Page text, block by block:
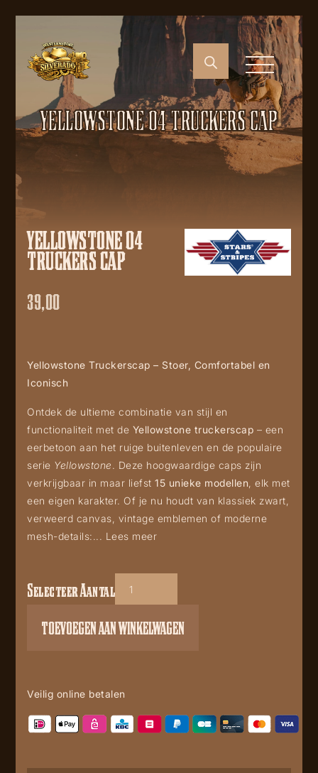
YELLOWSTONE 04 TRUCKERS CAP
YELLOWSTONE 04
TRUCKERS CAP
39,00
Yellowstone Truckerscap – Stoer, Comfortabel en
Iconisch
Ontdek de ultieme combinatie van stijl en
functionaliteit met de Yellowstone truckerscap – een
eerbetoon aan het ruige buitenleven en de populaire
serie Yellowstone. Deze hoogwaardige caps zijn
verkrijgbaar in maar liefst 15 unieke modellen , elk met
een eigen karakter. Of je nu houdt van klassiek zwart,
verweerd canvas, vintage emblemen of moderne
mesh-details:... Lees meer
Yellowstone
truckers
Selecteer Aantal
TOEVOEGEN AAN WINKELWAGEN
Veilig online betalen